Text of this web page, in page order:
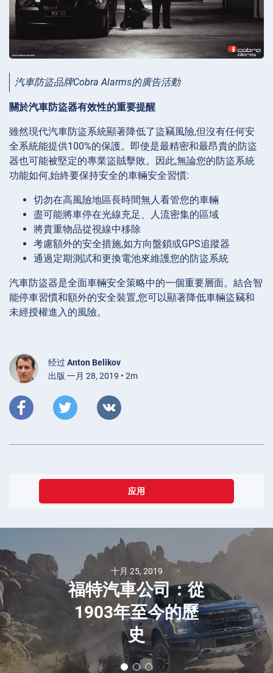
汽車防盜品牌Cobra Alarms的廣告活動
關於汽車防盜器有效性的重要提醒
雖然現代汽車防盜系統顯著降低了盜竊風險,但沒有任何安
全系統能提供100%的保護。即使是最精密和最昂貴的防盜
器也可能被堅定的專業盜賊擊敗。因此,無論您的防盜系統
功能如何,始終要保持安全的車輛安全習慣:
切勿在高風險地區長時間無人看管您的車輛
盡可能將車停在光線充足、人流密集的區域
將貴重物品從視線中移除
考慮額外的安全措施,如方向盤鎖或GPS追蹤器
通過定期測試和更換電池來維護您的防盜系統
汽車防盜器是全面車輛安全策略中的一個重要層面。結合智
能停車習慣和額外的安全裝置,您可以顯著降低車輛盜竊和
未經授權進入的風險。
经过 Anton Belikov
出版 一月 28, 2019 • 2m
应用
十月 25, 2019
福特汽車公司：從
1903年至今的歷
史